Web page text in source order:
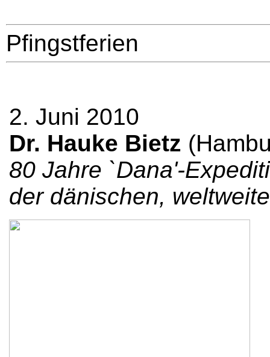
Pfingstferien
2. Juni 2010
Dr. Hauke Bietz
80 Jahre `Dana'-
der dänischen,